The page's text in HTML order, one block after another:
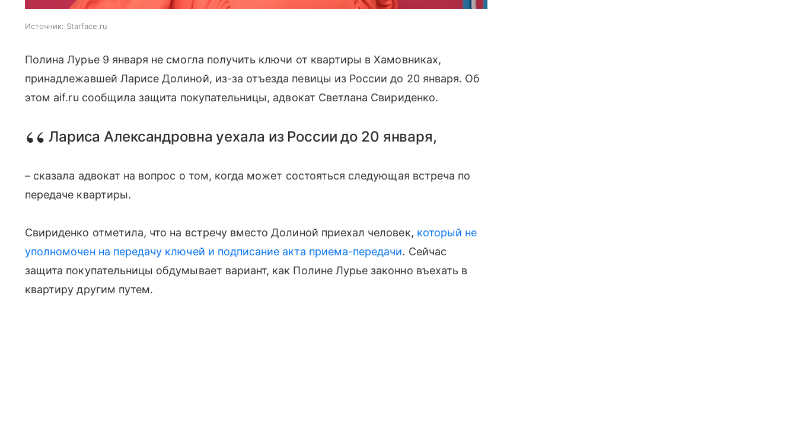
Источник: Starface.ru
Полина Лурье 9 января не смогла получить ключи от квартиры в Хамовниках,
принадлежавшей Ларисе Долиной, из-за отъезда певицы из России до 20 января. Об
этом aif.ru сообщила защита покупательницы, адвокат Светлана Свириденко.
Лариса Александровна уехала из России до 20 января,
– сказала адвокат на вопрос о том, когда может состояться следующая встреча по
передаче квартиры.
Свириденко отметила, что на встречу вместо Долиной приехал человек, который не
уполномочен на передачу ключей и подписание акта приема-передачи. Сейчас
защита покупательницы обдумывает вариант, как Полине Лурье законно въехать в
квартиру другим путем.